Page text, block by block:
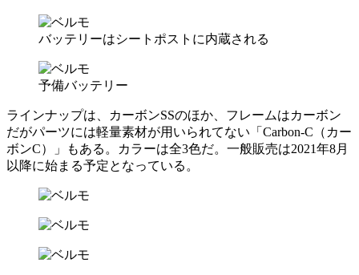
バッテリーはシートポストに内蔵される
予備バッテリー
ラインナップは、カーボンSSのほか、フレームはカーボン
だがパーツには軽量素材が用いられてない「Carbon-C（カー
ボンC）」もある。カラーは全3色だ。一般販売は2021年8月
以降に始まる予定となっている。